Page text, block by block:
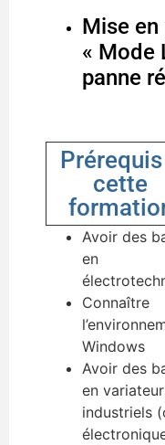
Mise en
« Mode
panne
cette
Avoir des
en
Connaître
Windows
Avoir des
en
industriels